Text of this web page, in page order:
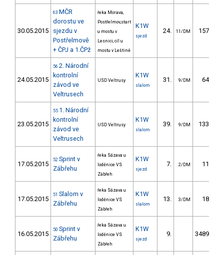
30.05.2015
63 MČR
dorostu ve
sjezdu v
Postřelmově
+ ČPJ a 1.ČPž
řeka Morava,
Postřelmov,start
u mostu v
Lesnici, cíl u
mostu v Leštině
K1W
sjezd
24. 11/DM 157.46
24.05.2015
56 2. Národní
kontrolní
závod ve
Veltrusech
USD Veltrusy
K1W
slalom
31. 9/DM 64.77
23.05.2015
55 1. Národní
kontrolní
závod ve
Veltrusech
USD Veltrusy
K1W
slalom
39. 9/DM 133.82
17.05.2015
52 Sprint v
Zábřehu
řeka Sázava u
loděnice VS
Zábřeh
K1W
sjezd
7. 2/DM 11.50
17.05.2015
51 Slalom v
Zábřehu
řeka Sázava u
loděnice VS
Zábřeh
K1W
slalom
13. 3/DM 18.90
16.05.2015
50 Sprint v
Zábřehu
řeka Sázava u
loděnice VS
Zábřeh
K1W
sjezd
9. 3489.09